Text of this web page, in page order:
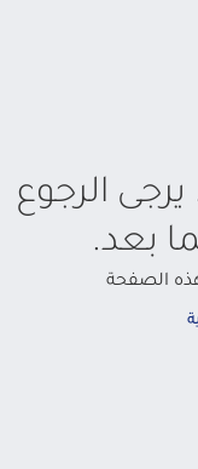
الرجوع
بعد.
الصفحة